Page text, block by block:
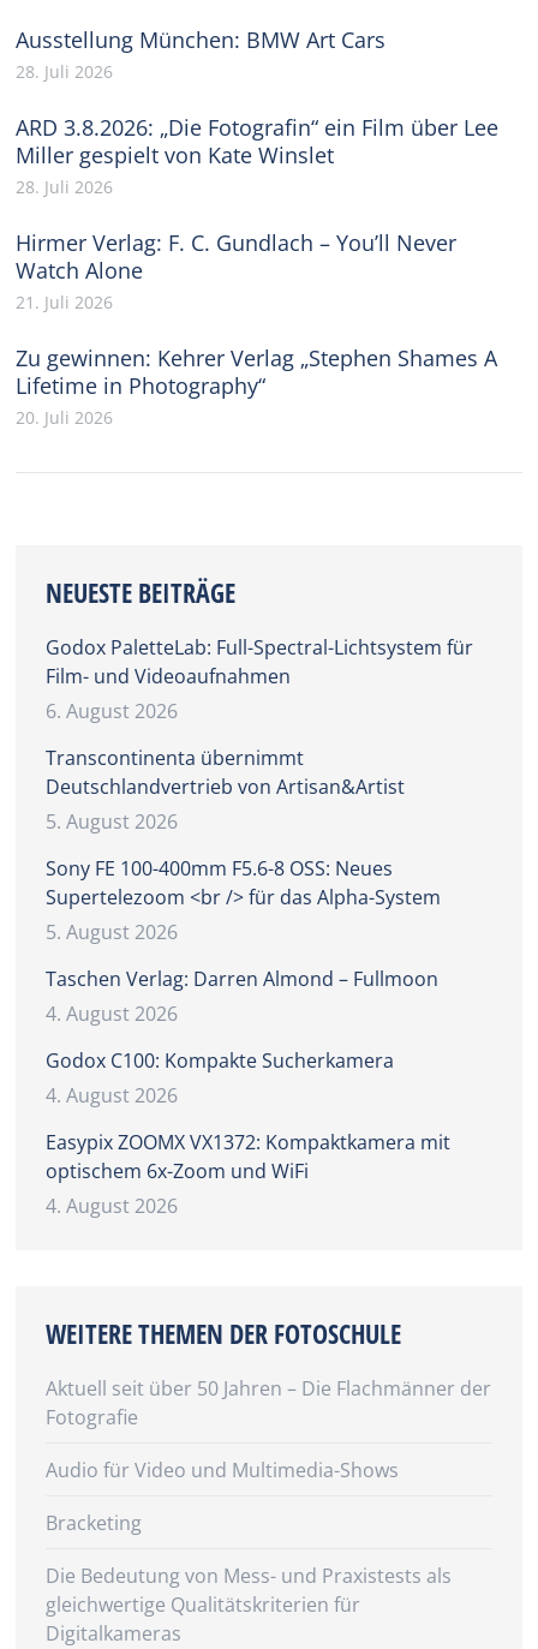
Ausstellung München: BMW Art Cars
28. Juli 2026
ARD 3.8.2026: „Die Fotografin“ ein Film über Lee
Miller gespielt von Kate Winslet
28. Juli 2026
Hirmer Verlag: F. C. Gundlach – You’ll Never
Watch Alone
21. Juli 2026
Zu gewinnen: Kehrer Verlag „Stephen Shames A
Lifetime in Photography“
20. Juli 2026
NEUESTE BEITRÄGE
Godox PaletteLab: Full-Spectral-Lichtsystem für
Film- und Videoaufnahmen
6. August 2026
Transcontinenta übernimmt
Deutschlandvertrieb von Artisan&Artist
5. August 2026
Sony FE 100-400mm F5.6-8 OSS: Neues
Supertelezoom <br /> für das Alpha-System
5. August 2026
Taschen Verlag: Darren Almond – Fullmoon
4. August 2026
Godox C100: Kompakte Sucherkamera
4. August 2026
Easypix ZOOMX VX1372: Kompaktkamera mit
optischem 6x-Zoom und WiFi
4. August 2026
WEITERE THEMEN DER FOTOSCHULE
Aktuell seit über 50 Jahren – Die Flachmänner der
Fotografie
Audio für Video und Multimedia-Shows
Bracketing
Die Bedeutung von Mess- und Praxistests als
gleichwertige Qualitätskriterien für
Digitalkameras